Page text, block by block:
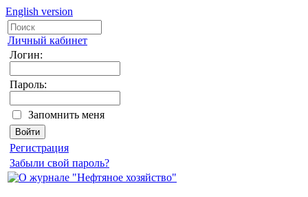
English version
Личный кабинет
Логин:
Пароль:
Запомнить меня
Регистрация
Забыли свой пароль?